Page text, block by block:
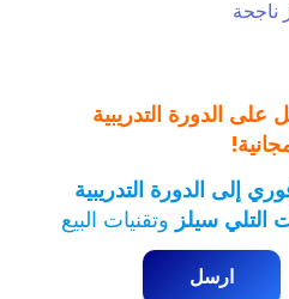
ناجحة
الدورة التدريبية
إلى الدورة التدريبية
التلي سيلز وتقنيات البيع